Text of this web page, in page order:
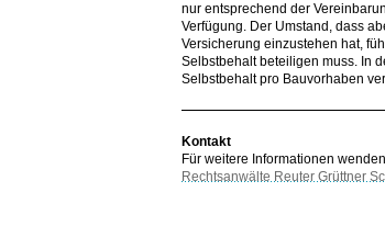
nur entsprechend der
Verfügung. Der Umstand, dass
Versicherung einzustehen hat,
Selbstbehalt beteiligen muss. In
Selbstbehalt pro Bauvorhaben
Kontakt
Für weitere Informationen
Rechtsanwälte Reuter Grüttner